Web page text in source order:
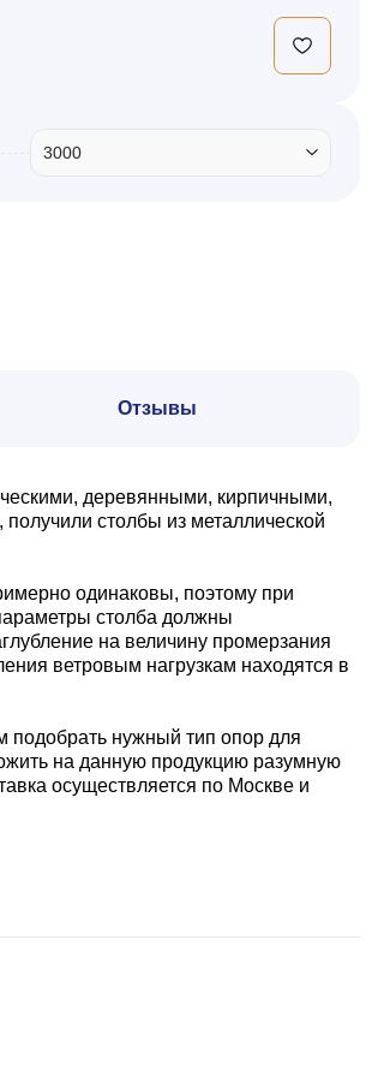
3000
Отзывы
деревянными, кирпичными,
столбы из металлической
одинаковы, поэтому при
столба должны
на величину промерзания
ветровым нагрузкам находятся в
подобрать нужный тип опор для
на данную продукцию разумную
осуществляется по Москве и